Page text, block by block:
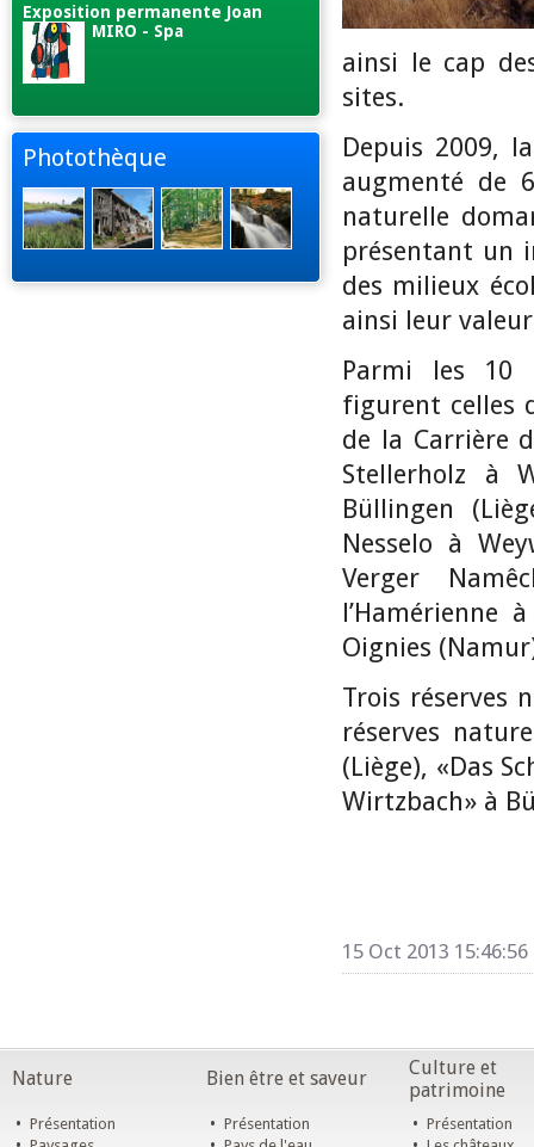
Exposition permanente Joan
MIRO - Spa
Photothèque
ainsi le cap
sites.
Depuis 2009,
augmenté de
naturelle
présentant un
des milieux
ainsi leur
Parmi les 10
figurent celles
de la Carrière
Stellerholz à
Büllingen
Nesselo à
Verger
l’Hamérienne
Oignies
Trois réserves
réserves
(Liège), «Das
Wirtzbach» à
15 Oct 2013 15:46:56
Nature Bien être et saveur
Culture et
patrimoine
• Présentation • Présentation • Présentation